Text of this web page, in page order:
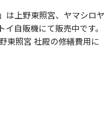
は上野東照宮、ヤマシロヤ
自販機にて販売中です。
東照宮 社殿の修繕費用に